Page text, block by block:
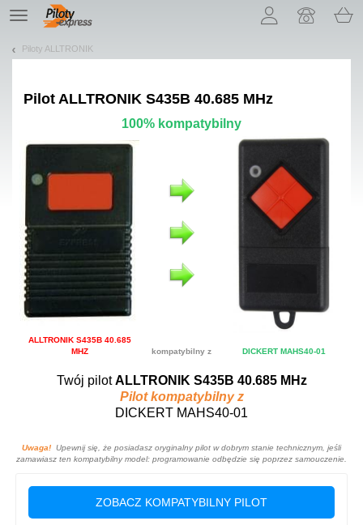
TE
navigation
Piloty ALLTRONIK
Pilot ALLTRONIK S435B 40.685 MHz
100% kompatybilny
ALLTRONIK S435B 40.685
MHZ
kompatybilny z DICKERT MAHS40-01
Twój pilotALLTRONIK S435B 40.685 MHz
Pilot kompatybilny z
DICKERT MAHS40-01
Uwaga! Upewnij się, że posiadasz oryginalny pilot w dobrym stanie technicznym, jeśli
zamawiasz ten kompatybilny model: programowanie odbędzie się poprzez samouczenie.
ZOBACZ KOMPATYBILNY PILOT
Pozwól, że przedstawimy nasze ciasteczka!